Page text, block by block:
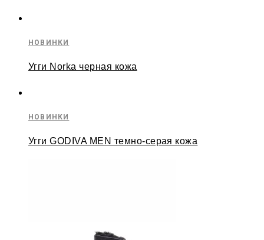
НОВИНКИ
Угги Norka черная кожа
НОВИНКИ
Угги GODIVA MEN темно-серая кожа